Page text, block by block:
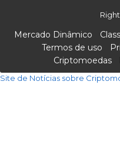
Mercado Dinâmico
Termos de uso
Criptomoedas
Site de Notícias sobre